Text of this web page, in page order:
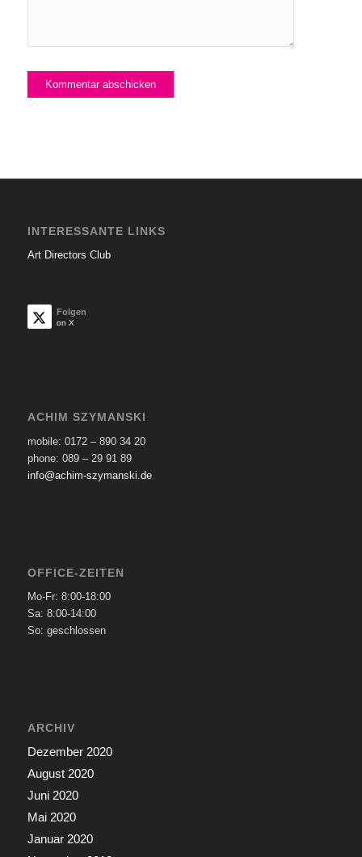
INTERESSANTE LINKS
Art Directors Club
Folgen
on X
ACHIM SZYMANSKI
mobile: 0172 – 890 34 20
phone: 089 – 29 91 89
info@achim-szymanski.de
OFFICE-ZEITEN
Mo-Fr: 8:00-18:00
Sa: 8:00-14:00
So: geschlossen
ARCHIV
Dezember 2020
August 2020
Juni 2020
Mai 2020
Januar 2020